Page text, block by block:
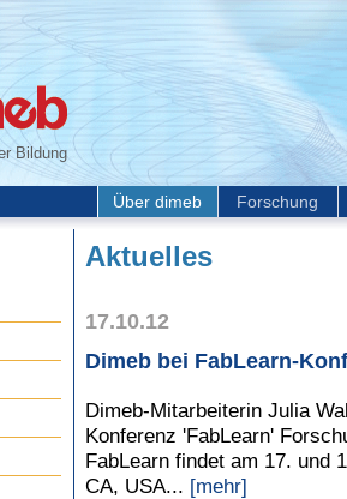
Bildung
Über dimeb Forschung
Aktuelles
17.10.12
Dimeb bei FabLearn-
Dimeb-Mitarbeiterin Julia
Konferenz 'FabLearn'
FabLearn findet am 17. und
CA, USA... [mehr]